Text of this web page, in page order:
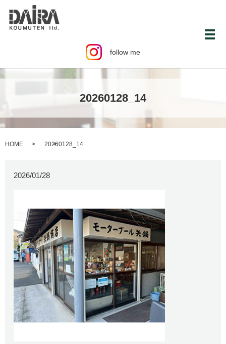
follow me
メ
20260128_14
HOME 20260128_14
2026/01/28